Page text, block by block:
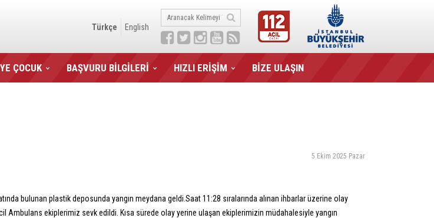
Türkçe English
ÇOCUK BAŞVURU BİLGİLERİ HIZLI ERİŞİM BİZE ULAŞIN
5 Ekim 2025 Pazar
bulunan plastik deposunda yangın meydana geldi.Saat 11:28 sıralarında alınan ihbarlar üzerine olay
Ambulans ekiplerimiz sevk edildi. Kısa sürede olay yerine ulaşan ekiplerimizin müdahalesiyle yangın